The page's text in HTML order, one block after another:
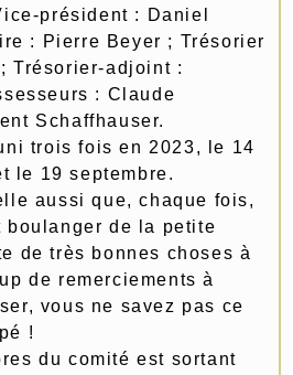
président : Daniel
: Pierre Beyer ; Trésorier
Trésorier-adjoint :
: Claude
Schaffhauser.
trois fois en 2023, le 14
le 19 septembre.
aussi que, chaque fois,
boulanger de la petite
de très bonnes choses à
de remerciements à
vous ne savez pas ce
!
du comité est sortant